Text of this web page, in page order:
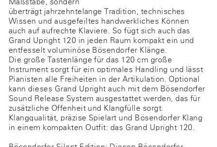
überträgt jahrzehntelange Tradition, technisches
Wissen und ausgefeiltes handwerkliches Können
auch auf aufrechte Klaviere. So fügt sich auch das
Grand Upright 120 in jeden Raum kompakt ein und
entfesselt voluminöse Bösendorfer Klänge.
Die große Tastenlänge für das 120 cm große
Instrument sorgt für ein optimales Handling und lässt
Pianisten alle Freiheiten in der Artikulation. Optional
kann dieses Grand Upright auch mit dem Bösendorfer
Sound Release System ausgestattet werden, das für
zusätzliche Offenheit und Klangfülle sorgt.
Klangqualität, präzise Spielart und Bösendorfer Klang
in einem kompakten Outfit: das Grand Upright 120.